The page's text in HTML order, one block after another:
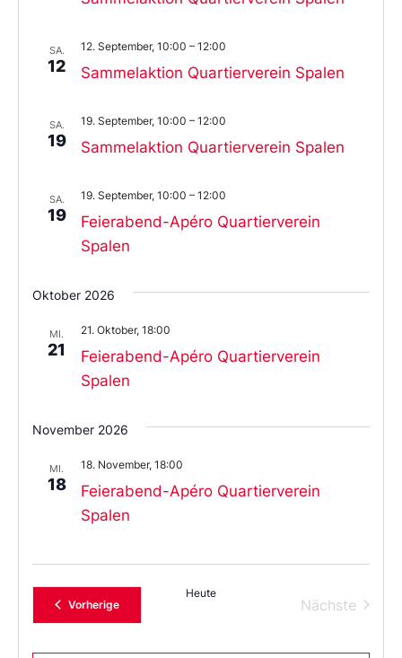
SA.
12 Sammelaktion Quartierverein Spalen
12. September, 10:00 – 12:00
SA.
19 Sammelaktion Quartierverein Spalen
19. September, 10:00 – 12:00
SA.
19
Feierabend-Apéro Quartierverein
Spalen
19. September, 10:00 – 12:00
Oktober 2026
MI.
21
Feierabend-Apéro Quartierverein
Spalen
21. Oktober, 18:00
November 2026
MI.
18
Feierabend-Apéro Quartierverein
Spalen
18. November, 18:00
VorherigeVeranstaltungen
Heute
Nächste